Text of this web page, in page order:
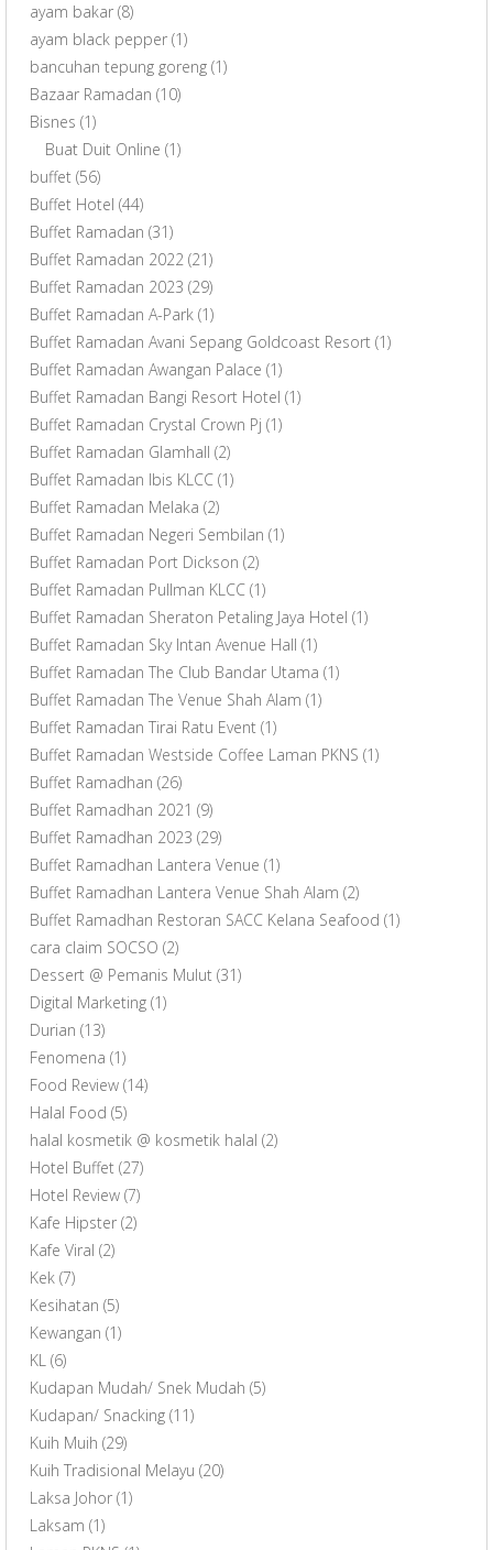
ayam bakar (8)
ayam black pepper (1)
bancuhan tepung goreng (1)
Bazaar Ramadan (10)
Bisnes (1)
Buat Duit Online (1)
buffet (56)
Buffet Hotel (44)
Buffet Ramadan (31)
Buffet Ramadan 2022 (21)
Buffet Ramadan 2023 (29)
Buffet Ramadan A-Park (1)
Buffet Ramadan Avani Sepang Goldcoast Resort (1)
Buffet Ramadan Awangan Palace (1)
Buffet Ramadan Bangi Resort Hotel (1)
Buffet Ramadan Crystal Crown Pj (1)
Buffet Ramadan Glamhall (2)
Buffet Ramadan Ibis KLCC (1)
Buffet Ramadan Melaka (2)
Buffet Ramadan Negeri Sembilan (1)
Buffet Ramadan Port Dickson (2)
Buffet Ramadan Pullman KLCC (1)
Buffet Ramadan Sheraton Petaling Jaya Hotel (1)
Buffet Ramadan Sky Intan Avenue Hall (1)
Buffet Ramadan The Club Bandar Utama (1)
Buffet Ramadan The Venue Shah Alam (1)
Buffet Ramadan Tirai Ratu Event (1)
Buffet Ramadan Westside Coffee Laman PKNS (1)
Buffet Ramadhan (26)
Buffet Ramadhan 2021 (9)
Buffet Ramadhan 2023 (29)
Buffet Ramadhan Lantera Venue (1)
Buffet Ramadhan Lantera Venue Shah Alam (2)
Buffet Ramadhan Restoran SACC Kelana Seafood (1)
cara claim SOCSO (2)
Dessert @ Pemanis Mulut (31)
Digital Marketing (1)
Durian (13)
Fenomena (1)
Food Review (14)
Halal Food (5)
halal kosmetik @ kosmetik halal (2)
Hotel Buffet (27)
Hotel Review (7)
Kafe Hipster (2)
Kafe Viral (2)
Kek (7)
Kesihatan (5)
Kewangan (1)
KL (6)
Kudapan Mudah/ Snek Mudah (5)
Kudapan/ Snacking (11)
Kuih Muih (29)
Kuih Tradisional Melayu (20)
Laksa Johor (1)
Laksam (1)